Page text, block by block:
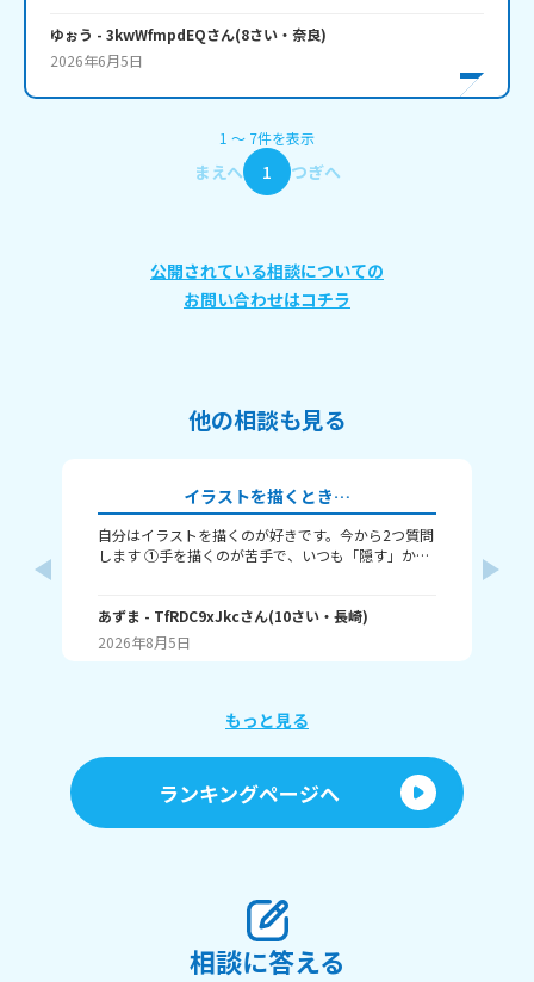
ゆぉう - 3kwWfmpdEQさん(8さい・ 奈良)
2026年6月5日
1 〜 7件を表示
まえへ 1 つぎへ
公開されている相談についての
お問い合わせはコチラ
他の相談も見る
イラストを描くとき…
自分はイラストを描くのが好きです。今から2つ質問
します ①手を描くのが苦手で、いつも「隠す」か
つも立ち絵ばかり描いていて、それ以外は全く描け
ません。とうしたらいいですか？
あずま - TfRDC9xJkcさん(10さい・ 長崎)
2026年8月5日
もっと見る
ランキングページへ
相談に答える